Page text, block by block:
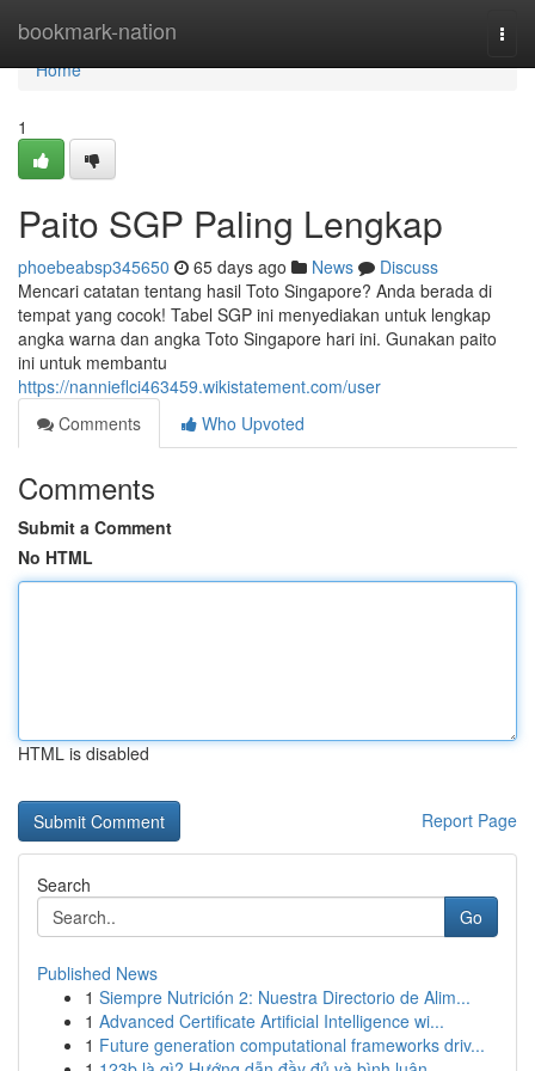
bookmark-nation
Home
Home
1
Paito SGP Paling Lengkap
phoebeabsp345650 65 days ago News
Discuss
Mencari catatan tentang hasil Toto Singapore? Anda berada di
tempat yang cocok! Tabel SGP ini menyediakan untuk lengkap
angka warna dan angka Toto Singapore hari ini. Gunakan paito
ini untuk membantu
https://nannieflci463459.wikistatement.com/user
Comments
Who Upvoted
Comments
Submit a Comment
No HTML
HTML is disabled
Report Page
Search
Go
Published News
1 Siempre Nutrición 2: Nuestra Directorio de Alim...
1 Advanced Certificate Artificial Intelligence wi...
1 Future generation computational frameworks driv...